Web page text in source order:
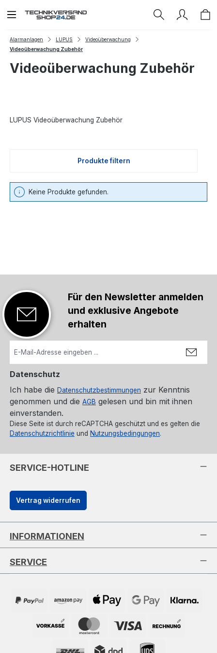
Zum Hauptinhalt springen
Alarmanlagen LUPUS
Videoüberwachung
Videoüberwachung Zubehör
Videoüberwachung Zubehör
LUPUS Videoüberwachung Zubehör
Produkte filtern
Keine Produkte gefunden.
Für den Newsletter anmelden
und exklusive Angebote
erhalten
Datenschutz
Ich habe die Datenschutzbestimmungen zur Kenntnis
genommen und die AGB gelesen und bin mit ihnen
einverstanden.
Diese Seite ist durch reCAPTCHA geschützt und es gelten die
Datenschutzrichtlinie und Nutzungsbedingungen.
SERVICE-HOTLINE
Vertrag widerrufen
INFORMATIONEN
SERVICE